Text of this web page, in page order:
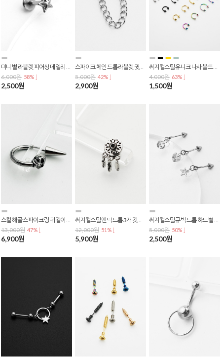
미니 별 라블렛 피어싱 데일리 써지컬스틸 P-0815
6,000원 58% ↓
2,500원
스파이크 체인 드롭 라블렛 귓볼, 입술 피어싱 써지컬스틸 남녀공용 P-0814
5,000원 42% ↓
2,900원
써지컬스틸 유니크 나사 볼트 스크류 피어싱 P-0813
4,000원 63% ↓
1,500원
13,000원 47% ↓
6,900원
12,000원 51% ↓
5,900원
5,000원 50% ↓
2,500원